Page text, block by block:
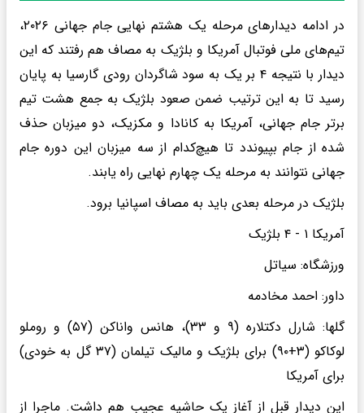
در ادامه دیدارهای مرحله یک هشتم نهایی جام جهانی ۲۰۲۶،
تیم‌های ملی فوتبال آمریکا و بلژیک به مصاف هم رفتند که این
دیدار با نتیجه ۴ بر یک به سود شاگردان رودی گارسیا به پایان
رسید تا به این ترتیب ضمن صعود بلژیک به جمع هشت تیم
برتر جام جهانی، آمریکا به کانادا و مکزیک، دو میزبان حذف
شده از جام بپیوندد تا هیچ‌کدام از سه میزبان این دوره جام
جهانی نتوانند به مرحله یک چهارم نهایی راه یابند.
بلژیک در مرحله بعدی باید به مصاف اسپانیا برود.
آمریکا ۱ - ۴ بلژیک
ورزشگاه: سیاتل
داور: احمد مخادمه
گلها: شارل دکتلاره (۹ و ۳۳)، هانس واناکن (۵۷) و روملو
لوکاکو (۳+۹۰) برای بلژیک و مالیک تیلمان (۳۷ گل به خودی)
برای آمریکا
این دیدار قبل از آغاز یک حاشیه عجیب هم داشت. ماجرا از